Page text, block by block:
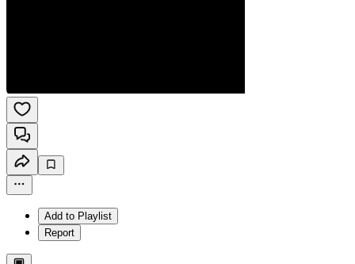
Add to Playlist
Report